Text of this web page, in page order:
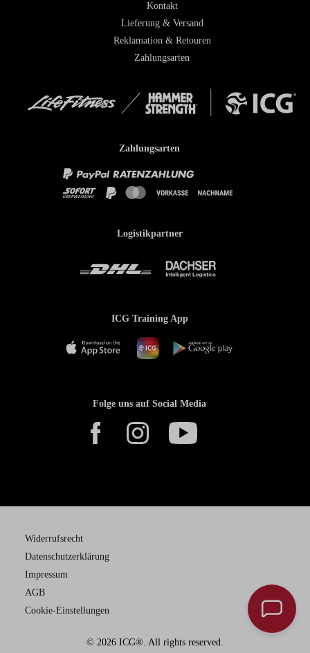
Kontakt
Lieferung & Versand
Reklamation & Retouren
Zahlungsarten
Zahlungsarten
Logistikpartner
ICG Training App
Folge uns auf Social Media
Widerrufsrecht
Datenschutzerklärung
Impressum
AGB
Cookie-Einstellungen
© 2026 ICG®. All rights reserved.